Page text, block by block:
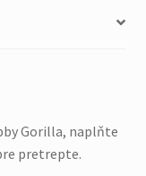
Gorilla, naplňte
pretrepte.